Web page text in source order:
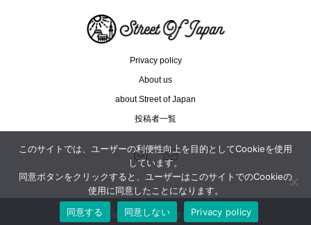
Privacy policy
About us
about Street of Japan
投稿者一覧
Copyright © Street of Japan. All Rights Reserved.
このサイトでは、ユーザーの利便性向上を目的としてCookieを使用
しています。
同意ボタンをクリックすると、ユーザーはこのサイトでのCookieの
使用に同意したことになります。
同意する
同意しない Privacy policy